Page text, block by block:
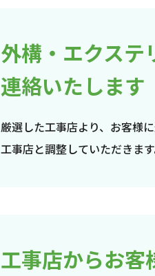
外構・エクステ
連絡いたします
厳選した工事店より、お客様
工事店と調整していただきます
工事店からお客